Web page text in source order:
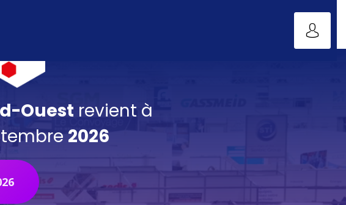
Ouest revient à
2026